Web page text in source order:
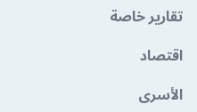
تقارير خاصة
اقتصاد
الأسرى